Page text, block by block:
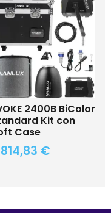
2400B BiColor
Kit con
Case
€